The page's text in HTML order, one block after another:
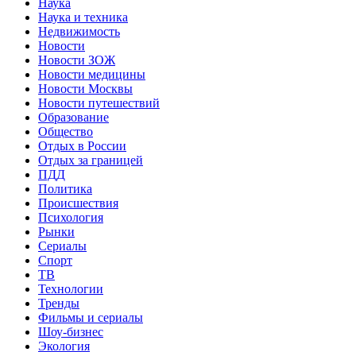
Наука
Наука и техника
Недвижимость
Новости
Новости ЗОЖ
Новости медицины
Новости Москвы
Новости путешествий
Образование
Общество
Отдых в России
Отдых за границей
ПДД
Политика
Происшествия
Психология
Рынки
Сериалы
Спорт
ТВ
Технологии
Тренды
Фильмы и сериалы
Шоу-бизнес
Экология